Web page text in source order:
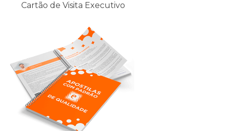
Cartão de Visita Executivo